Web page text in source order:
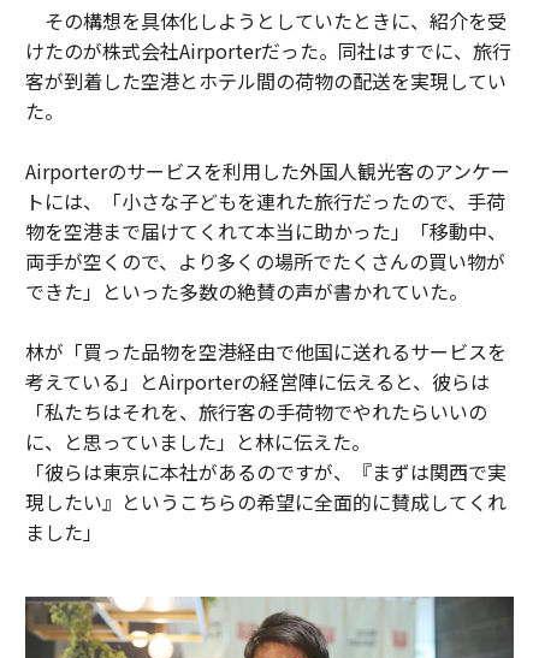
その構想を具体化しようとしていたときに、紹介を受
けたのが株式会社Airporterだった。同社はすでに、旅行
客が到着した空港とホテル間の荷物の配送を実現してい
た。
Airporterのサービスを利用した外国人観光客のアンケー
トには、「小さな子どもを連れた旅行だったので、手荷
物を空港まで届けてくれて本当に助かった」「移動中、
両手が空くので、より多くの場所でたくさんの買い物が
できた」といった多数の絶賛の声が書かれていた。
林が「買った品物を空港経由で他国に送れるサービスを
考えている」とAirporterの経営陣に伝えると、彼らは
「私たちはそれを、旅行客の手荷物でやれたらいいの
に、と思っていました」と林に伝えた。
「彼らは東京に本社があるのですが、『まずは関西で実
現したい』というこちらの希望に全面的に賛成してくれ
ました」